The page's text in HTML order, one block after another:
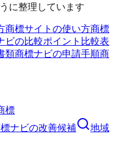
に整理しています
商標サイトの使い方商標
ビの比較ポイント 比較表
類商標ナビの申請手順商
標
ナビの改善候補
地域